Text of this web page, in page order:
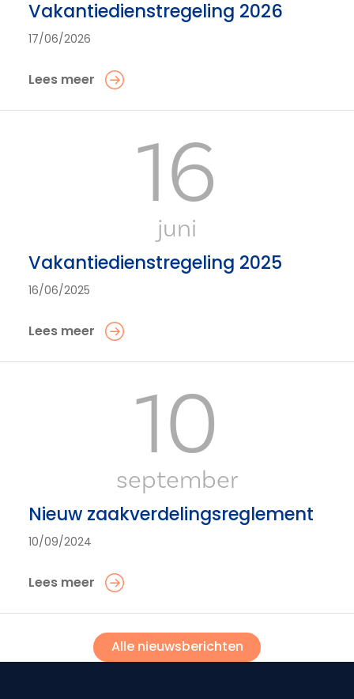
Vakantiedienstregeling 2026
17/06/2026
Lees meer
16
juni
Vakantiedienstregeling 2025
16/06/2025
Lees meer
10
september
Nieuw zaakverdelingsreglement
10/09/2024
Lees meer
Alle nieuwsberichten